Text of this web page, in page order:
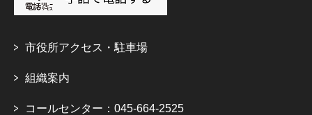
市役所アクセス・駐車場
組織案内
コールセンター：045-664-2525